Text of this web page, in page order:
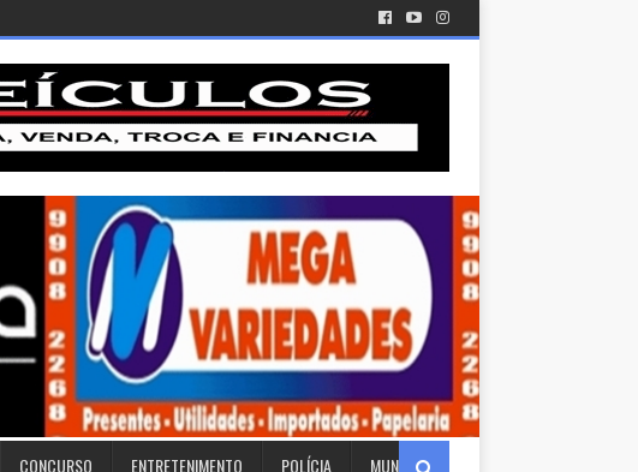
CONCURSO ENTRETENIMENTO POLÍCIA MUNDO